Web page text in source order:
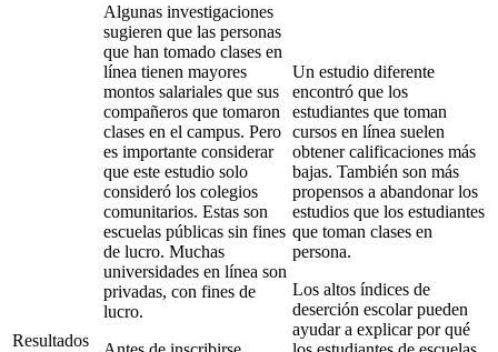
Resultados
Algunas investigaciones
sugieren que las personas
que han tomado clases en
línea tienen mayores
montos salariales que sus
compañeros que tomaron
clases en el campus. Pero
es importante considerar
que este estudio solo
consideró los colegios
comunitarios. Estas son
escuelas públicas sin fines
de lucro. Muchas
universidades en línea son
privadas, con fines de
lucro.
Un estudio diferente
encontró que los
estudiantes que toman
cursos en línea suelen
obtener calificaciones más
bajas. También son más
propensos a abandonar los
estudios que los estudiantes
que toman clases en
persona.
Los altos índices de
deserción escolar pueden
ayudar a explicar por qué